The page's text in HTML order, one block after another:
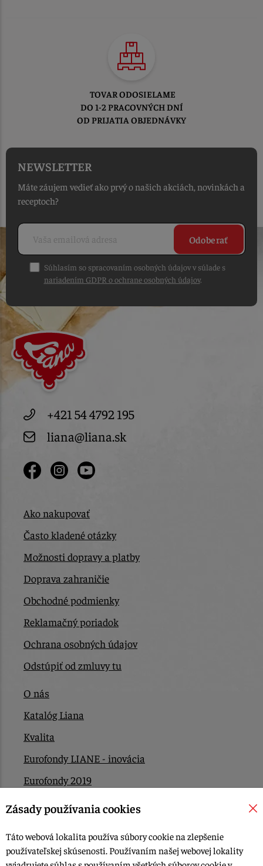
TOVAR ODOSIELAME
DO 1-2 PRACOVNÝCH DNÍ
OD PRIJATIA OBJEDNÁVKY
NEWSLETTER
Máte záujem vedieť ako prvý o našich akciách, novinkách a
receptoch?
Odoberať
Súhlasím so spracovaním osobných údajov v súlade s
nariadením GDPR o ochrane osobných údajov.
+421 54 4792 195
liana@liana.sk
Ako nakupovať
Často kladené otázky
Možnosti dopravy a platby
Doprava zahraničie
Obchodné podmienky
Reklamačný poriadok
Ochrana osobných údajov
Odstúpiť od zmluvy tu
O nás
Katalóg Liana
Kvalita
Eurofondy LIANE - inovácia
Eurofondy 2019
Eurofondy 2022/2023
Kontakt
Zásady používania cookies
Táto webová lokalita používa súbory cookie na zlepšenie
používateľskej skúsenosti. Používaním našej webovej lokality